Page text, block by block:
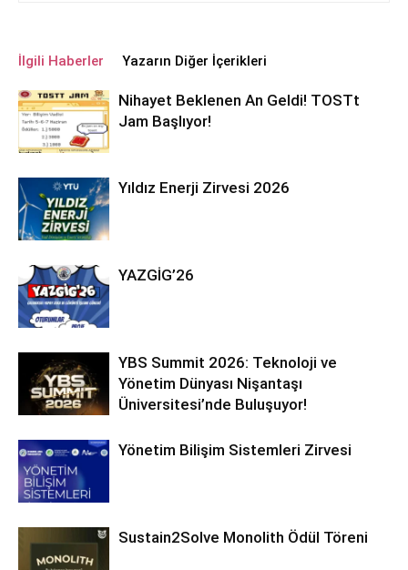
İlgili Haberler Yazarın Diğer İçerikleri
Nihayet Beklenen An Geldi! TOSTt
Jam Başlıyor!
Yıldız Enerji Zirvesi 2026
YAZGİG’26
YBS Summit 2026: Teknoloji ve
Yönetim Dünyası Nişantaşı
Üniversitesi’nde Buluşuyor!
Yönetim Bilişim Sistemleri Zirvesi
Sustain2Solve Monolith Ödül Töreni